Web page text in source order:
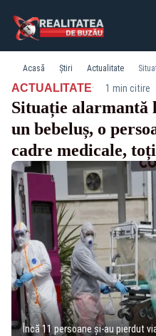
Acasă Știri Actualitate
ACTUALITATE· 1 min citire
Situație alarmantă
un bebeluș, o
cadre medicale,
Încă 11 persoane și-au pierdut